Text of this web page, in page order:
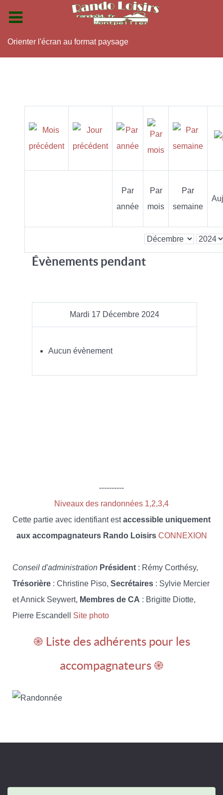
Orienter l'écran au format paysage
Par
année
Par
mois
Par
semaine
Évènements pendant
Mardi 17 Décembre 2024
Aucun évènement
----------
Niveaux des randonnées 1,2,3,4
Cette partie avec identifiant estaccessible uniquement
aux accompagnateurs Rando Loisirs CONNEXION
Conseil d'administration Président : Rémy Corthésy,
Trésorière : Christine Piso, Secrétaires : Sylvie Mercier
et Annick Seywert, Membres de CA : Brigitte Diotte,
Pierre Escandell Site photo
֎ Liste des adhérents pour les
accompagnateurs ֎